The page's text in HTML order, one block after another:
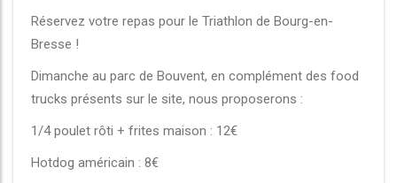
Réservez votre repas pour le Triathlon de Bourg-en-
Bresse !
Dimanche au parc de Bouvent, en complément des food
trucks présents sur le site, nous proposerons :
1/4 poulet rôti + frites maison : 12€
Hotdog américain : 8€